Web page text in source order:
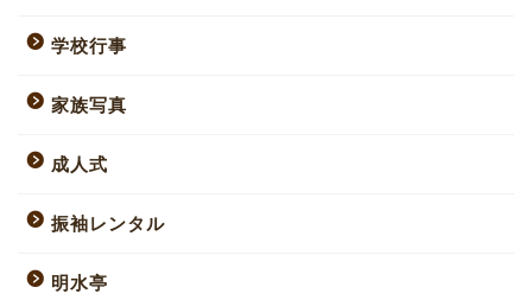
学校行事
家族写真
成人式
振袖レンタル
明水亭